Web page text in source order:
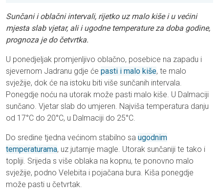
Sunčani i oblačni intervali, rijetko uz malo kiše i u većini
mjesta slab vjetar, ali i ugodne temperature za doba godine,
prognoza je do četvrtka.
U ponedjeljak promjenljivo oblačno, posebice na zapadu i
sjevernom Jadranu gdje će pasti i malo kiše, te malo
svježije, dok će na istoku biti više sunčanih intervala.
Ponegdje noću na utorak može pasti malo kiše. U Dalmaciji
sunčano. Vjetar slab do umjeren. Najviša temperatura danju
od 17°C do 20°C, u Dalmaciji do 25°C.
Do sredine tjedna većinom stabilno sa ugodnim
temperaturama, uz jutarnje magle. Utorak sunčaniji te tako i
topliji. Srijeda s više oblaka na kopnu, te ponovno malo
svježije, podno Velebita i pojačana bura. Kiša ponegdje
može pasti u četvrtak.